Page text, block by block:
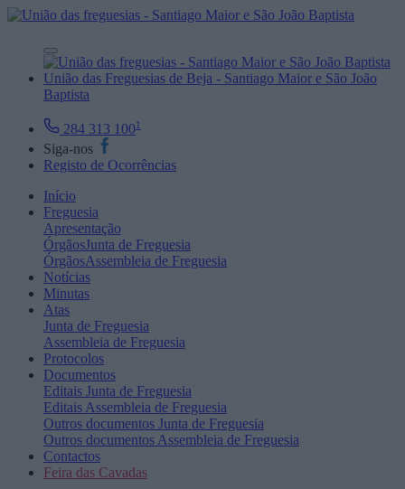
União das Freguesias de Beja - Santiago Maior e São João
Baptista
284 313 1001
Siga-nos
Registo de Ocorrências
Início
Freguesia
Apresentação
ÓrgãosJunta de Freguesia
ÓrgãosAssembleia de Freguesia
Notícias
Minutas
Atas
Junta de Freguesia
Assembleia de Freguesia
Protocolos
Documentos
Editais Junta de Freguesia
Editais Assembleia de Freguesia
Outros documentos Junta de Freguesia
Outros documentos Assembleia de Freguesia
Contactos
Feira das Cavadas